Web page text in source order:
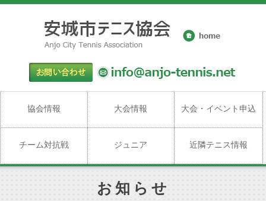
協会情報 大会情報 大会・イベント申込
チーム対抗戦 ジュニア 近隣テニス情報
お知らせ